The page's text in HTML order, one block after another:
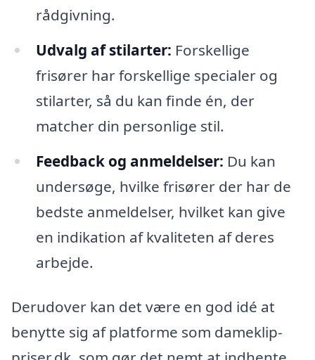
rådgivning.
Udvalg af stilarter: Forskellige
frisører har forskellige specialer og
stilarter, så du kan finde én, der
matcher din personlige stil.
Feedback og anmeldelser: Du kan
undersøge, hvilke frisører der har de
bedste anmeldelser, hvilket kan give
en indikation af kvaliteten af deres
arbejde.
Derudover kan det være en god idé at
benytte sig af platforme som dameklip-